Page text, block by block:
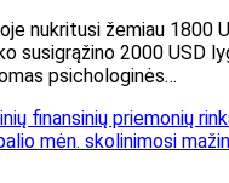
nukritusi žemiau 1800
susigrąžino 2000 USD
psichologinės…